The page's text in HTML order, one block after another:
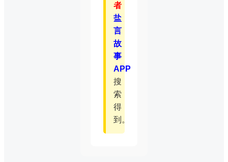
者
盐
言
故
事
APP
搜
索
得
到。